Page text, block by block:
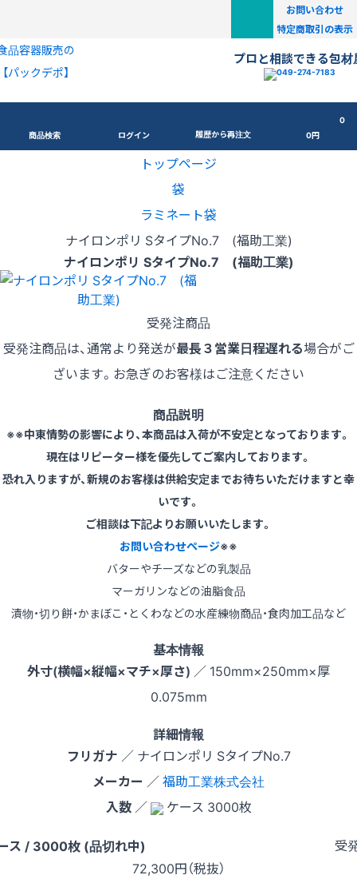
お問い合わせ
特定商取引の表示
品容器販売の
【パックデポ】
プロと相談できる包材
商品検索 ログイン 履歴から再注文
0
0円
トップページ
袋
ラミネート袋
ナイロンポリ SタイプNo.7 (福助工業)
ナイロンポリ SタイプNo.7 (福助工業)
受発注商品
受発注商品は、通常より発送が最長３営業日程遅れる場合がご
ざいます。お急ぎのお客様はご注意ください
商品説明
※※中東情勢の影響により、本商品は入荷が不安定となっております。
現在はリピーター様を優先してご案内しております。
恐れ入りますが、新規のお客様は供給安定までお待ちいただけますと幸
いです。
ご相談は下記よりお願いいたします。
お問い合わせページ※※
バターやチーズなどの乳製品
マーガリンなどの油脂食品
漬物・切り餅・かまぼこ・とくわなどの水産練物商品・食肉加工品など
基本情報
外寸(横幅×縦幅×マチ×厚さ) ／ 150mm×250mm×厚
0.075mm
詳細情報
フリガナ ／ ナイロンポリ SタイプNo.7
メーカー ／福助工業株式会社
入数／ ケース 3000枚
ス / 3000枚 (品切れ中)
受
72,300円（税抜）